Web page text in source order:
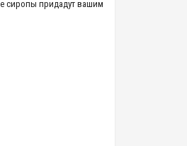
сиропы придадут вашим